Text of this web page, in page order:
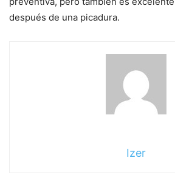
después de una picadura.
Izer